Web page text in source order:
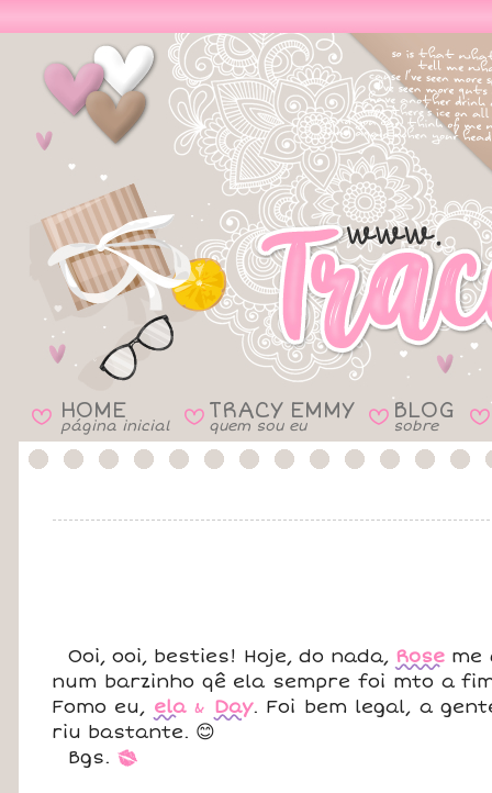
B HOME
página inicial B TRACY EMMY
quem sou eu B BLOG
sobre B
Ooi, ooi, besties! Hoje, do nada, Rose me
num barzinho qê ela sempre foi mto a
Fomo eu, ela & Day. Foi bem legal, a
riu bastante. 😊
Bgs. *